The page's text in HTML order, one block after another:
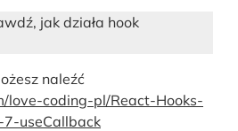
jak działa hook
naleźć
love-coding-pl/React-Hooks-
7-useCallback